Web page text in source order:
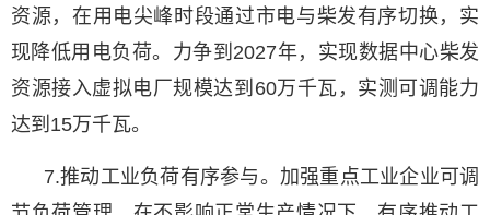
资源，在用电尖峰时段通过市电与柴发有序切换，实
现降低用电负荷。力争到2027年，实现数据中心柴发
资源接入虚拟电厂规模达到60万千瓦，实测可调能力
达到15万千瓦。
7.推动工业负荷有序参与。加强重点工业企业可调